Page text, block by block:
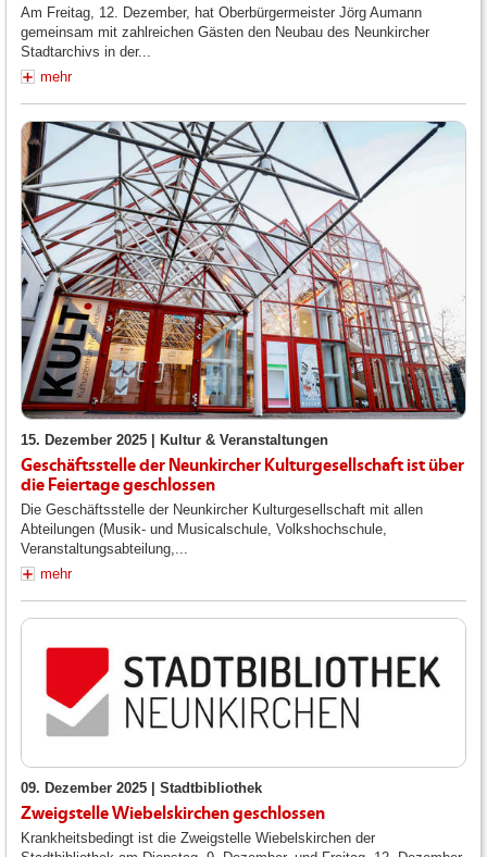
Am Freitag, 12. Dezember, hat Oberbürgermeister Jörg Aumann
gemeinsam mit zahlreichen Gästen den Neubau des Neunkircher
Stadtarchivs in der...
mehr
15. Dezember 2025 | Kultur & Veranstaltungen
Geschäftsstelle der Neunkircher Kulturgesellschaft ist über
die Feiertage geschlossen
Die Geschäftsstelle der Neunkircher Kulturgesellschaft mit allen
Abteilungen (Musik- und Musicalschule, Volkshochschule,
Veranstaltungsabteilung,...
mehr
09. Dezember 2025 | Stadtbibliothek
Zweigstelle Wiebelskirchen geschlossen
Krankheitsbedingt ist die Zweigstelle Wiebelskirchen der